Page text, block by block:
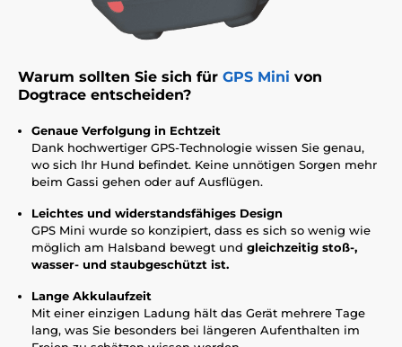
Warum sollten Sie sich für GPS Mini von
Dogtrace entscheiden?
Genaue Verfolgung in Echtzeit
Dank hochwertiger GPS-Technologie wissen Sie genau,
wo sich Ihr Hund befindet. Keine unnötigen Sorgen mehr
beim Gassi gehen oder auf Ausflügen.
Leichtes und widerstandsfähiges Design
GPS Mini wurde so konzipiert, dass es sich so wenig wie
möglich am Halsband bewegt und gleichzeitig stoß-,
wasser- und staubgeschützt ist.
Lange Akkulaufzeit
Mit einer einzigen Ladung hält das Gerät mehrere Tage
lang, was Sie besonders bei längeren Aufenthalten im